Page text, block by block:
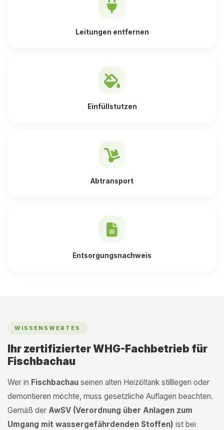
Leitungen entfernen
Einfüllstutzen
Abtransport
Entsorgungsnachweis
WISSENSWERTES
Ihr zertifizierter WHG-Fachbetrieb für
Fischbachau
Wer in Fischbachau seinen alten Heizöltank stilllegen oder
demontieren möchte, muss gesetzliche Auflagen beachten.
Gemäß der AwSV (Verordnung über Anlagen zum
Umgang mit wassergefährdenden Stoffen) ist bei